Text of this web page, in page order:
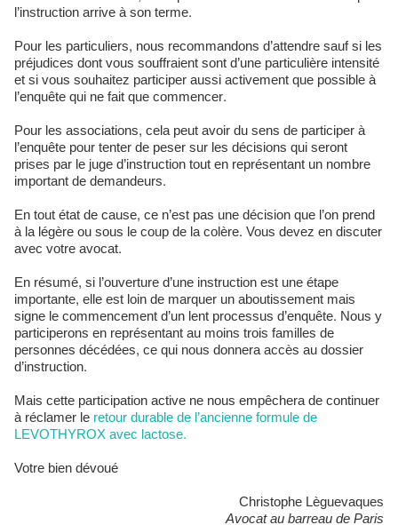
l’instruction arrive à son terme.
Pour les particuliers, nous recommandons d’attendre sauf si les
préjudices dont vous souffraient sont d’une particulière intensité
et si vous souhaitez participer aussi activement que possible à
l’enquête qui ne fait que commencer.
Pour les associations, cela peut avoir du sens de participer à
l’enquête pour tenter de peser sur les décisions qui seront
prises par le juge d’instruction tout en représentant un nombre
important de demandeurs.
En tout état de cause, ce n’est pas une décision que l’on prend
à la légère ou sous le coup de la colère. Vous devez en discuter
avec votre avocat.
En résumé, si l’ouverture d’une instruction est une étape
importante, elle est loin de marquer un aboutissement mais
signe le commencement d’un lent processus d’enquête. Nous y
participerons en représentant au moins trois familles de
personnes décédées, ce qui nous donnera accès au dossier
d’instruction.
Mais cette participation active ne nous empêchera de continuer
à réclamer leretour durable de l’ancienne formule de
LEVOTHYROX avec lactose.
Votre bien dévoué
Christophe Lèguevaques
Avocat au barreau de Paris